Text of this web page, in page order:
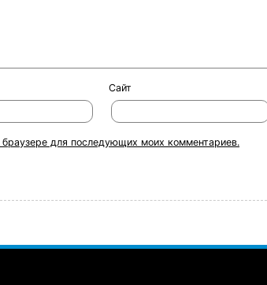
Сайт
для последующих моих комментариев.